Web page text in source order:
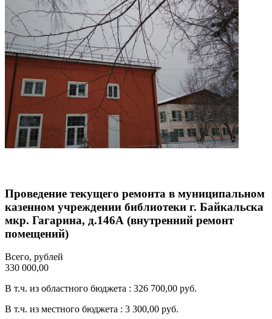
Проведение текущего ремонта в муниципальном
казенном учреждении библиотеки г. Байкальска
мкр. Гагарина, д.146А (внутренний ремонт
помещений)
Всего, рублей
330 000,00
В т.ч. из областного бюджета : 326 700,00 руб.
В т.ч. из местного бюджета : 3 300,00 руб.